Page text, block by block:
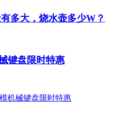
多大，烧水壶多少W？
键盘限时特惠